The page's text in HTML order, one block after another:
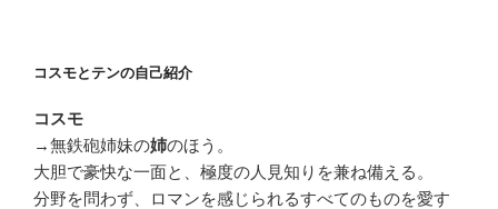
コスモとテンの自己紹介
コスモ
→無鉄砲姉妹の姉のほう。
大胆で豪快な一面と、極度の人見知りを兼ね備える。
分野を問わず、ロマンを感じられるすべてのものを愛す